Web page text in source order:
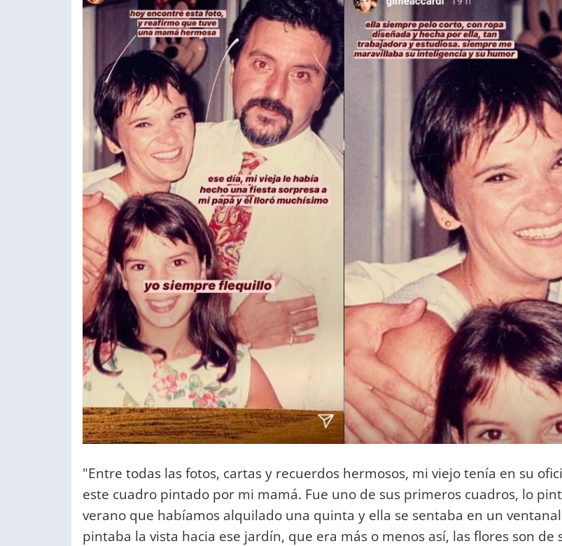
"Entre todas las fotos, cartas y recuerdos hermosos, mi viejo tenía en su
este cuadro pintado por mi mamá. Fue uno de sus primeros cuadros, lo
verano que habíamos alquilado una quinta y ella se sentaba en un
pintaba la vista hacia ese jardín, que era más o menos así, las flores son de